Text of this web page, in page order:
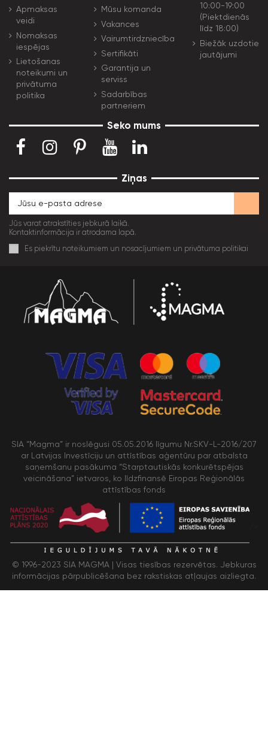
Apmaksas
veidi
Nomaksas
iespējas
Lietošanas
noteikumi un
privātuma
politika
Mūsu komanda
Vakances
Vairumtirdzniecība
Sertifikāti
Garantija un
serviss
Sadarbības
partneriem
10:00-19:00
(Piektdienās
līdz 18:00)
Biežāk uzdotie
jautājumi
Seko mums
Ziņas
Jūs varat atrakstīties jebkurā laikā.
Kontaktinformācija ir atrodama lapā.
Es piekrītu noteikumiem un nosacījumiem un privātuma politikai
SIA “Magma” ir noslēgusi 05.05.2016 līgumu Nr.SKV-L-2016/207
ar Latvijas Investīciju un attīstības aģentūru par atbalsta
saņemšanu pasākuma “Starptautiskās konkurētspējas
veicināšana” ietvaros, ko līdzfinansē Eiropas Reģionālās
attīstības fonds
© 1996-2023 SIA MAGMA | Visas tiesības rezervētas. Jebkuras
informācijas pārpublicēšana bez rakstiskas atļaujas aizliegta.